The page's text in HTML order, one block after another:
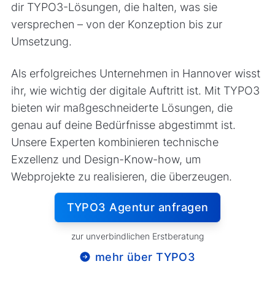
dir TYPO3-Lösungen, die halten, was sie
versprechen – von der Konzeption bis zur
Umsetzung.
Als erfolgreiches Unternehmen in Hannover wisst
ihr, wie wichtig der digitale Auftritt ist. Mit TYPO3
bieten wir maßgeschneiderte Lösungen, die
genau auf deine Bedürfnisse abgestimmt ist.
Unsere Experten kombinieren technische
Exzellenz und Design-Know-how, um
Webprojekte zu realisieren, die überzeugen.
TYPO3 Agentur anfragen
zur unverbindlichen Erstberatung
mehr über TYPO3